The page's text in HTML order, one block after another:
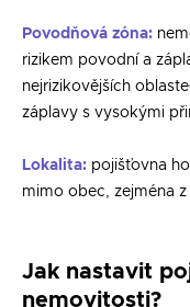
Povodňová zóna:
rizikem povodní a
nejrizikovějších
záplavy s vysokými
Lokalita: pojišťovna
mimo obec, zejména
Jak nastavit
nemovitosti?